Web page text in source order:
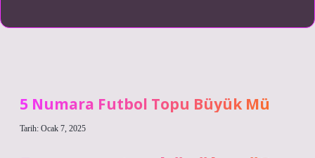
5 Numara Futbol Topu Büyük Mü
Tarih: Ocak 7, 2025